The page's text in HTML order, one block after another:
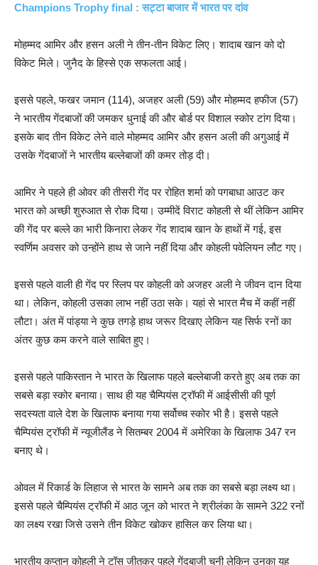
Champions Trophy final : सट्टा बाजार में भारत पर दांव
मोहम्मद आमिर और हसन अली ने तीन-तीन विकेट लिए। शादाब खान को दो
विकेट मिले। जुनैद के हिस्से एक सफलता आई।
इससे पहले, फखर जमान (114), अजहर अली (59) और मोहम्मद हफीज (57)
ने भारतीय गेंदबाजों की जमकर धुनाई की और बोर्ड पर विशाल स्कोर टांग दिया।
इसके बाद तीन विकेट लेने वाले मोहम्मद आमिर और हसन अली की अगुआई में
उसके गेंदबाजों ने भारतीय बल्लेबाजों की कमर तोड़ दी।
आमिर ने पहले ही ओवर की तीसरी गेंद पर रोहित शर्मा को पगबाधा आउट कर
भारत को अच्छी शुरुआत से रोक दिया। उम्मीदें विराट कोहली से थीं लेकिन आमिर
की गेंद पर बल्ले का भारी किनारा लेकर गेंद शादाब खान के हाथों में गई, इस
स्वर्णिम अवसर को उन्होंने हाथ से जाने नहीं दिया और कोहली पवेलियन लौट गए।
इससे पहले वाली ही गेंद पर स्लिप पर कोहली को अजहर अली ने जीवन दान दिया
था। लेकिन, कोहली उसका लाभ नहीं उठा सके। यहां से भारत मैच में कहीं नहीं
लौटा। अंत में पांड्या ने कुछ तगड़े हाथ जरूर दिखाए लेकिन यह सिर्फ रनों का
अंतर कुछ कम करने वाले साबित हुए।
इससे पहले पाकिस्तान ने भारत के खिलाफ पहले बल्लेबाजी करते हुए अब तक का
सबसे बड़ा स्कोर बनाया। साथ ही यह चैम्पियंस ट्रॉफी में आईसीसी की पूर्ण
सदस्यता वाले देश के खिलाफ बनाया गया सर्वोच्च स्कोर भी है। इससे पहले
चैम्पियंस ट्रॉफी में न्यूजीलैंड ने सितम्बर 2004 में अमेरिका के खिलाफ 347 रन
बनाए थे।
ओवल में रिकार्ड के लिहाज से भारत के सामने अब तक का सबसे बड़ा लक्ष्य था।
इससे पहले चैम्पियंस ट्रॉफी में आठ जून को भारत ने श्रीलंका के सामने 322 रनों
का लक्ष्य रखा जिसे उसने तीन विकेट खोकर हासिल कर लिया था।
भारतीय कप्तान कोहली ने टॉस जीतकर पहले गेंदबाजी चुनी लेकिन उनका यह